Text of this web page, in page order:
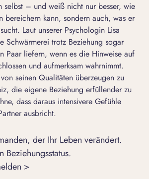
selbst – und weiß nicht nur besser, wie
bereichern kann, sondern auch, was er
Laut unserer Psychologin Lisa
Schwärmerei trotz Beziehung sogar
Paar liefern, wenn es die Hinweise auf
und aufmerksam wahrnimmt.
seinen Qualitäten überzeugen zu
die eigene Beziehung erfüllender zu
dass daraus intensivere Gefühle
ausbricht.
der Ihr Leben verändert.
Beziehungsstatus.
>